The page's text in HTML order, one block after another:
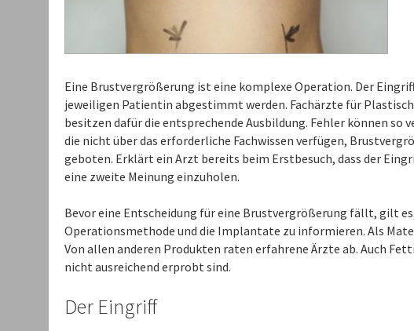
Eine Brustvergrößerung ist eine komplexe Operation. Der
jeweiligen Patientin abgestimmt werden. Fachärzte für
besitzen dafür die entsprechende Ausbildung. Fehler können so
die nicht über das erforderliche Fachwissen verfügen,
geboten. Erklärt ein Arzt bereits beim Erstbesuch, dass der
eine zweite Meinung einzuholen.
Bevor eine Entscheidung für eine Brustvergrößerung fällt, gilt
Operationsmethode und die Implantate zu informieren. Als
Von allen anderen Produkten raten erfahrene Ärzte ab. Auch
nicht ausreichend erprobt sind.
Der Eingriff